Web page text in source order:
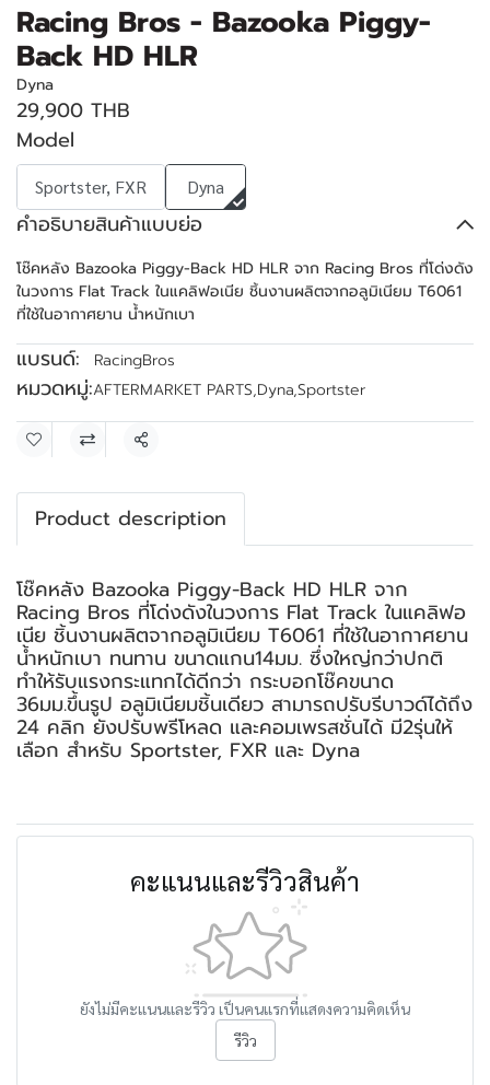
Racing Bros - Bazooka Piggy-
Back HD HLR
Dyna
29,900 THB
Model
Sportster, FXR Dyna
คำอธิบายสินค้าแบบย่อ
โช๊คหลัง Bazooka Piggy-Back HD HLR จาก Racing Bros ที่โด่งดัง
ในวงการ Flat Track ในแคลิฟอเนีย ชิ้นงานผลิตจากอลูมิเนียม T6061
ที่ใช้ในอากาศยาน น้ำหนักเบา
แบรนด์: RacingBros
หมวดหมู่:AFTERMARKET PARTS,Dyna,Sportster
แชร์
Product description
โช๊คหลัง Bazooka Piggy-Back HD HLR จาก
Racing Bros ที่โด่งดังในวงการ Flat Track ในแคลิฟอ
เนีย ชิ้นงานผลิตจากอลูมิเนียม T6061 ที่ใช้ในอากาศยาน
น้ำหนักเบา ทนทาน ขนาดแกน14มม. ซึ่งใหญ่กว่าปกติ
ทำให้รับแรงกระแทกได้ดีกว่า กระบอกโช๊คขนาด
36มม.ขึ้นรูป อลูมิเนียมชิ้นเดียว สามารถปรับรีบาวด์ได้ถึง
24 คลิก ยังปรับพรีโหลด และคอมเพรสชั่นได้ มี2รุ่นให้
เลือก สำหรับ Sportster, FXR และ Dyna
คะแนนและรีวิวสินค้า
ยังไม่มีคะแนนและรีวิว เป็นคนแรกที่แสดงความคิดเห็น
รีวิว